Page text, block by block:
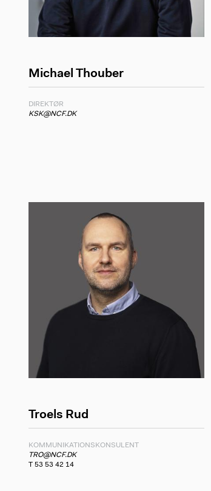
Michael Thouber
DIREKTØR
KSK@NCF.DK
Troels Rud
KOMMUNIKATIONSKONSULENT
TRO@NCF.DK
T 53 53 42 14